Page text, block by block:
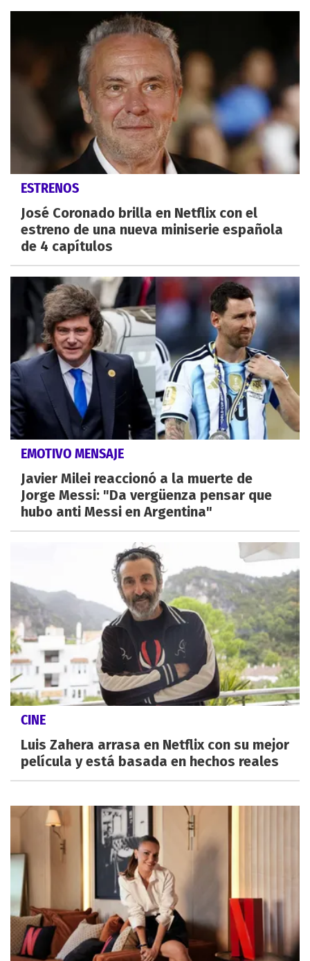
ESTRENOS
José Coronado brilla en Netflix con el
estreno de una nueva miniserie española
de 4 capítulos
EMOTIVO MENSAJE
Javier Milei reaccionó a la muerte de
Jorge Messi: "Da vergüenza pensar que
hubo anti Messi en Argentina"
CINE
Luis Zahera arrasa en Netflix con su mejor
película y está basada en hechos reales